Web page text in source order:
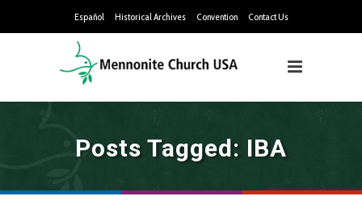
Español Historical Archives Convention Contact Us
Posts Tagged: IBA